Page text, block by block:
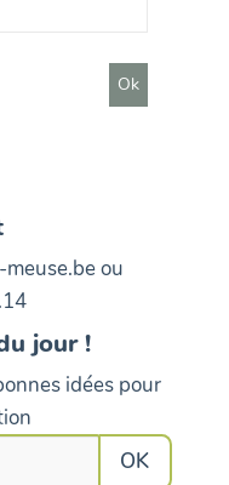
ou
jour !
idées pour